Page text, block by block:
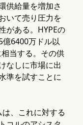
供給量を増加さ
いて売り圧力を
がある。HYPEの
億6400万ドル以
当する。その供
なしに市場に出
準を試すことに
、これに対する